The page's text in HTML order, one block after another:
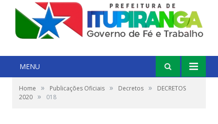
MENU
Home » Publicações Oficiais » Decretos »
DECRETOS
2020 » 018